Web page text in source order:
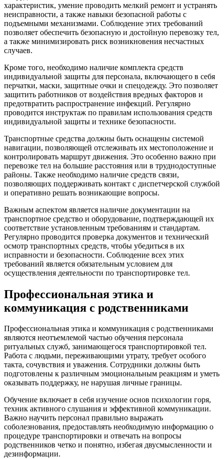
характеристик, умение проводить мелкий ремонт и устранять
неисправности, а также навыки безопасной работы с
подъемными механизмами. Соблюдение этих требований
позволяет обеспечить безопасную и достойную перевозку тел,
а также минимизировать риск возникновения несчастных
случаев.
Кроме того, необходимо наличие комплекта средств
индивидуальной защиты для персонала, включающего в себя
перчатки, маски, защитные очки и спецодежду. Это позволяет
защитить работников от воздействия вредных факторов и
предотвратить распространение инфекций. Регулярно
проводится инструктаж по правилам использования средств
индивидуальной защиты и технике безопасности.
Транспортные средства должны быть оснащены системой
навигации, позволяющей отслеживать их местоположение и
контролировать маршрут движения. Это особенно важно при
перевозке тел на большие расстояния или в труднодоступные
районы. Также необходимо наличие средств связи,
позволяющих поддерживать контакт с диспетчерской службой
и оперативно решать возникающие вопросы.
Важным аспектом является наличие документации на
транспортное средство и оборудование, подтверждающей их
соответствие установленным требованиям и стандартам.
Регулярно проводится проверка документов и технический
осмотр транспортных средств, чтобы убедиться в их
исправности и безопасности. Соблюдение всех этих
требований является обязательным условием для
осуществления деятельности по транспортировке тел.
Профессиональная этика и
коммуникация с родственниками
Профессиональная этика и коммуникация с родственниками
являются неотъемлемой частью обучения персонала
ритуальных служб, занимающегося транспортировкой тел.
Работа с людьми, переживающими утрату, требует особого
такта, сочувствия и уважения. Сотрудники должны быть
подготовлены к различным эмоциональным реакциям и уметь
оказывать поддержку, не нарушая личные границы.
Обучение включает в себя изучение основ психологии горя,
техник активного слушания и эффективной коммуникации.
Важно научить персонал правильно выражать
соболезнования, предоставлять необходимую информацию о
процедуре транспортировки и отвечать на вопросы
родственников четко и понятно, избегая двусмысленности и
дезинформации.